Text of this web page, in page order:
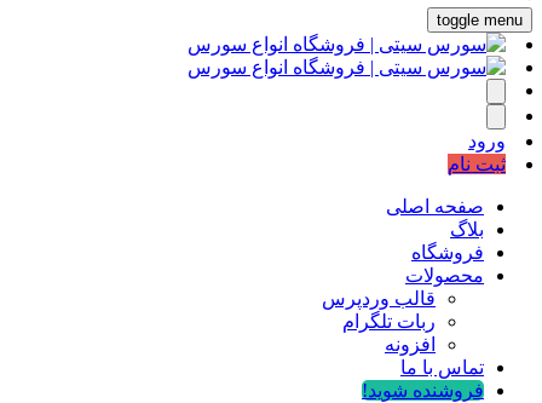
toggle menu
ورود
ثبت نام
صفحه اصلی
بلاگ
فروشگاه
محصولات
قالب وردپرس
ربات تلگرام
افزونه
تماس با ما
فروشنده شوید!